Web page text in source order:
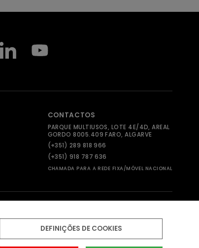
CONTACTOS
PARQUE MULTIUSOS, LOTE 4E/4D, AREAL
GORDO 8005.409 FARO, ALGARVE
(+351) 289 818 966
(+351) 918 787 636
CHAMADA PARA A REDE FIXA/MÓVEL NACIONAL
DEFINIÇÕES DE COOKIES